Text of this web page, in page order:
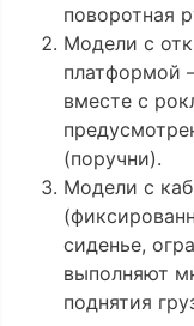
поворотная
Модели с
платформой
вместе с
(поручни).
Модели с
сиденье,
выполняют
поднятия